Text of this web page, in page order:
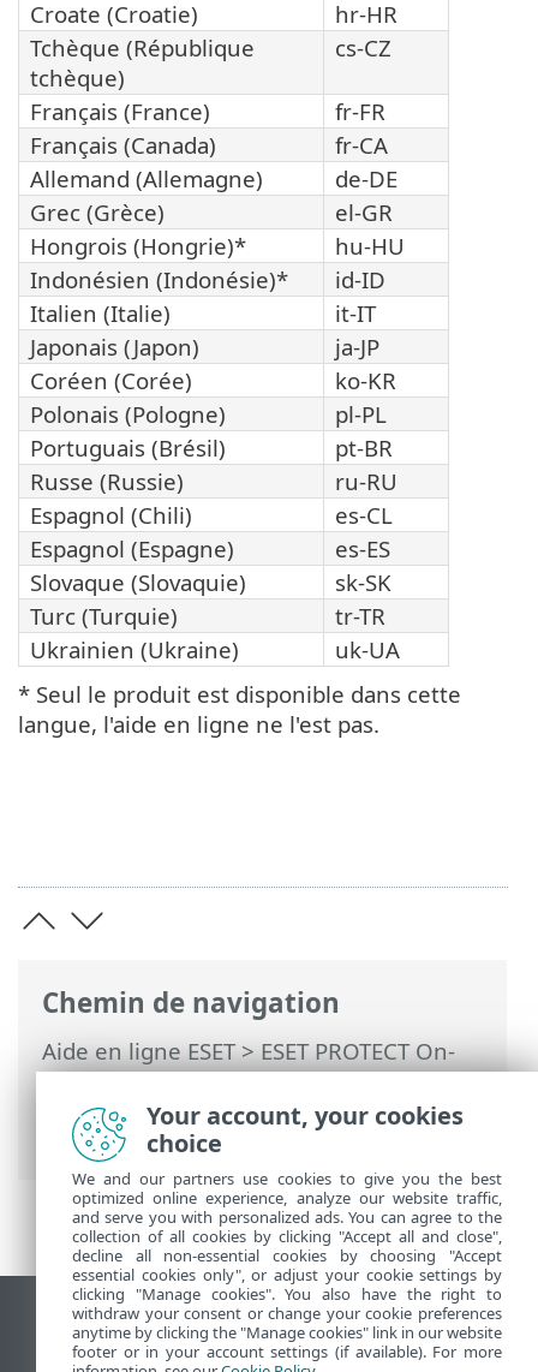
Chemin de navigation
Aide en ligne ESET>ESET PROTECT On-
Prem>Spécifications> Produits de
sécurité ESET, navigateurs Web et
langues pris en charge
Croate (Croatie)
hr-HR
Tchèque (République
tchèque)
cs-CZ
Français (France)
fr-FR
Français (Canada)
fr-CA
Allemand (Allemagne)
de-DE
Grec (Grèce)
el-GR
Hongrois (Hongrie)*
hu-HU
Indonésien (Indonésie)*
id-ID
Italien (Italie)
it-IT
Japonais (Japon)
ja-JP
Coréen (Corée)
ko-KR
Polonais (Pologne)
pl-PL
Portuguais (Brésil)
pt-BR
Russe (Russie)
ru-RU
Espagnol (Chili)
es-CL
Espagnol (Espagne)
es-ES
Slovaque (Slovaquie)
sk-SK
Turc (Turquie)
tr-TR
Ukrainien (Ukraine)
uk-UA
* Seul le produit est disponible dans cette
langue, l'aide en ligne ne l'est pas.
Afficher le site des postes de travail
End of Life
Your account, your cookies
choice
We and our partners use cookies to give you the best
optimized online experience, analyze our website traffic,
and serve you with personalized ads. You can agree to the
collection of all cookies by clicking "Accept all and close",
decline all non-essential cookies by choosing "Accept
essential cookies only", or adjust your cookie settings by
clicking "Manage cookies". You also have the right to
withdraw your consent or change your cookie preferences
anytime by clicking the "Manage cookies" link in our website
footer or in your account settings (if available). For more